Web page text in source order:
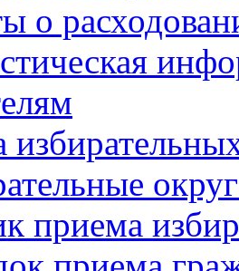
о
приема